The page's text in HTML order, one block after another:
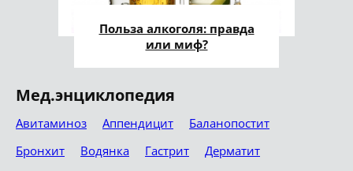
Польза алкоголя: правда
или миф?
Мед.энциклопедия
Авитаминоз Аппендицит
Баланопостит
Бронхит
Водянка Гастрит
Дерматит